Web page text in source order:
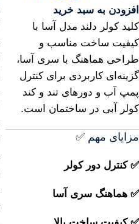
افزودن به سبد خرید
کلید کولر دلند مدل آسا با
کیفیت ساخت مناسب و
طراحی هماهنگ با سری آسا،
گزینه‌ای کاربردی برای کنترل
پمپ آب و دورهای تند و کند
کولر آبی در ساختمان است.
مزایای مهم ✅
✅ کنترل دور کولر
✅ هماهنگ سری آسا